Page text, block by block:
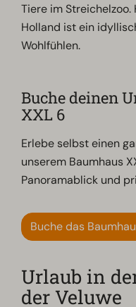
Tiere im Streichelzoo.
Holland ist ein
Wohlfühlen.
Buche deinen
XXL 6
Erlebe selbst einen
unserem Baumhaus
Panoramablick und
Buche das
Urlaub in
der Veluwe